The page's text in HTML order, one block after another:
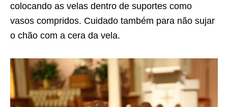
colocando as velas dentro de suportes como
vasos compridos. Cuidado também para não sujar
o chão com a cera da vela.